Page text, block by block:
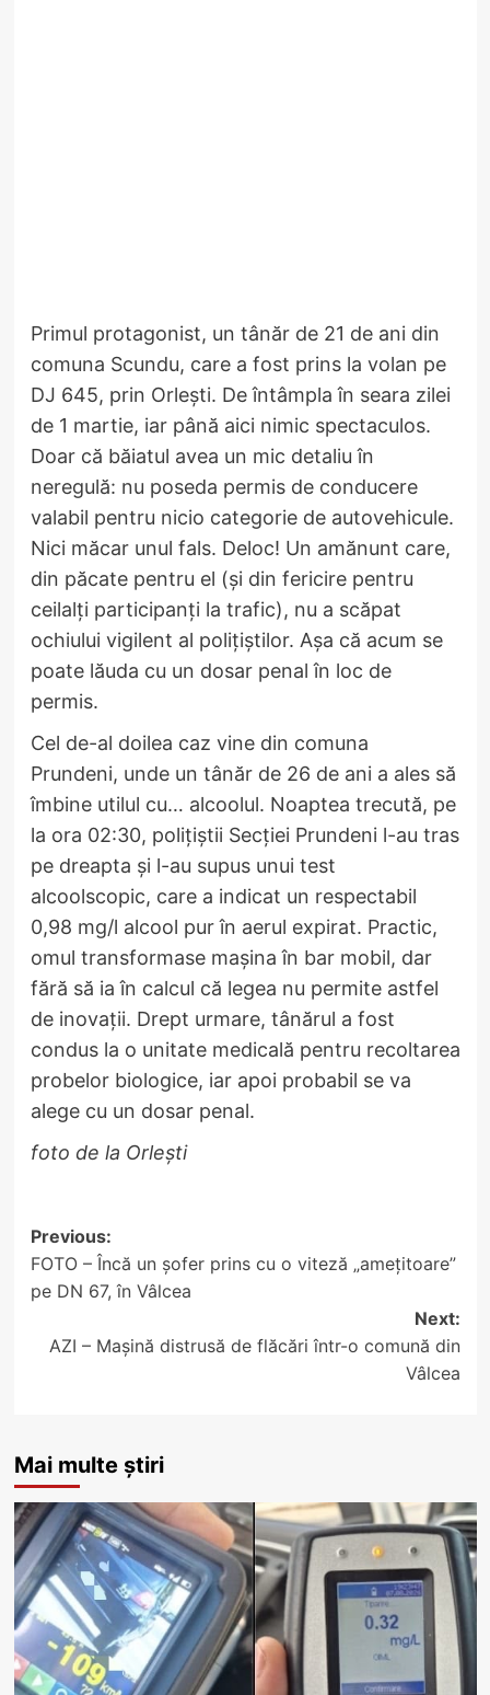
Primul protagonist, un tânăr de 21 de ani din
comuna Scundu, care a fost prins la volan pe
DJ 645, prin Orlești. De întâmpla în seara zilei
de 1 martie, iar până aici nimic spectaculos.
Doar că băiatul avea un mic detaliu în
neregulă: nu poseda permis de conducere
valabil pentru nicio categorie de autovehicule.
Nici măcar unul fals. Deloc! Un amănunt care,
din păcate pentru el (și din fericire pentru
ceilalți participanți la trafic), nu a scăpat
ochiului vigilent al polițiștilor. Așa că acum se
poate lăuda cu un dosar penal în loc de
permis.
Cel de-al doilea caz vine din comuna
Prundeni, unde un tânăr de 26 de ani a ales să
îmbine utilul cu… alcoolul. Noaptea trecută, pe
la ora 02:30, polițiștii Secției Prundeni l-au tras
pe dreapta și l-au supus unui test
alcoolscopic, care a indicat un respectabil
0,98 mg/l alcool pur în aerul expirat. Practic,
omul transformase mașina în bar mobil, dar
fără să ia în calcul că legea nu permite astfel
de inovații. Drept urmare, tânărul a fost
condus la o unitate medicală pentru recoltarea
probelor biologice, iar apoi probabil se va
alege cu un dosar penal.
foto de la Orlești
Post
navigation
Previous:
FOTO – Încă un șofer prins cu o viteză „amețitoare”
pe DN 67, în Vâlcea
Next:
AZI – Mașină distrusă de flăcări într-o comună din
Vâlcea
Mai multe știri